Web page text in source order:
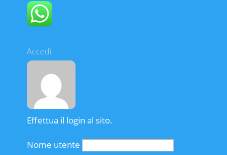
Accedi
Effettua il login al sito.
Nome utente